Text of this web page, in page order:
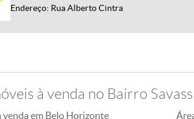
Endereço: Rua Alberto Cintra
à venda no Bairro
em Belo Horizonte